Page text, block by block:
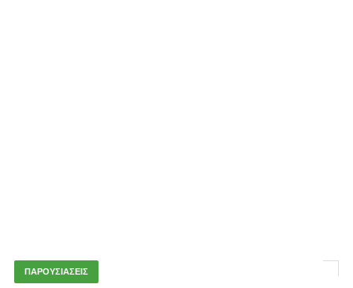
ΠΑΡΟΥΣΙΑΣΕΙΣ